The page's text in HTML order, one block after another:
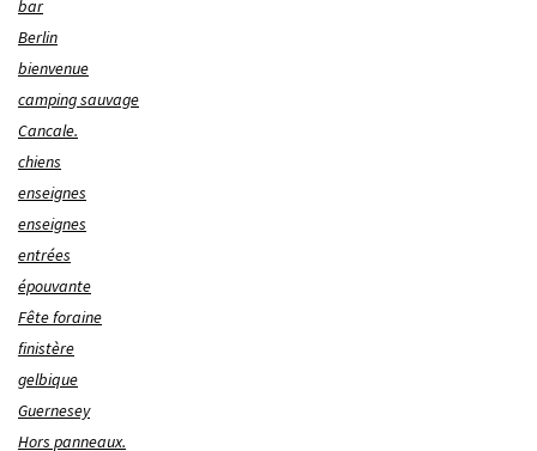
bar
Berlin
bienvenue
camping sauvage
Cancale.
chiens
enseignes
enseignes
entrées
épouvante
Fête foraine
finistère
gelbique
Guernesey
Hors panneaux.